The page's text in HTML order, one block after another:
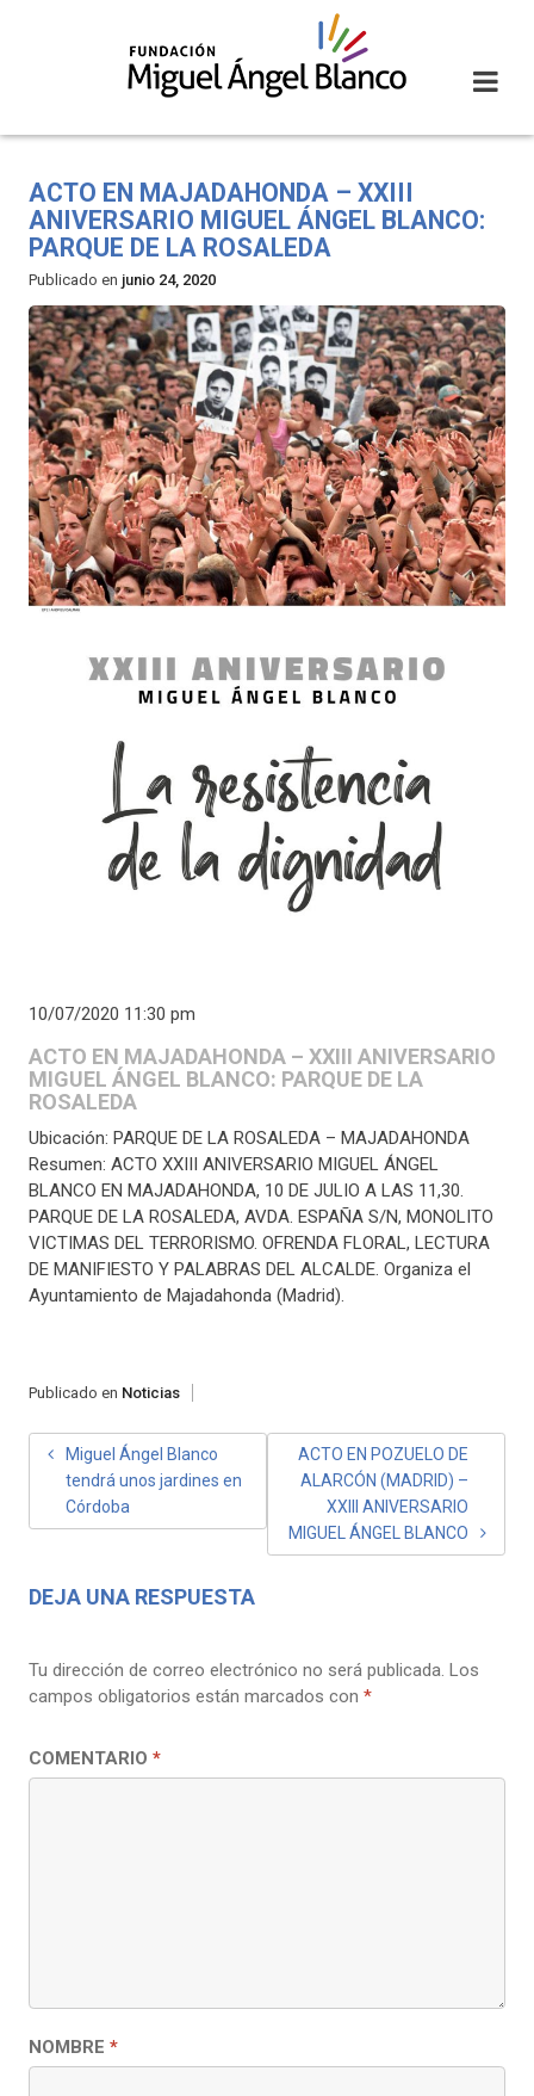
ACTO EN MAJADAHONDA – XXIII
ANIVERSARIO MIGUEL ÁNGEL BLANCO:
PARQUE DE LA ROSALEDA
Publicado en junio 24, 2020
10/07/2020 11:30 pm
ACTO EN MAJADAHONDA – XXIII ANIVERSARIO
MIGUEL ÁNGEL BLANCO: PARQUE DE LA
ROSALEDA
Ubicación: PARQUE DE LA ROSALEDA – MAJADAHONDA
Resumen: ACTO XXIII ANIVERSARIO MIGUEL ÁNGEL
BLANCO EN MAJADAHONDA, 10 DE JULIO A LAS 11,30.
PARQUE DE LA ROSALEDA, AVDA. ESPAÑA S/N, MONOLITO
VICTIMAS DEL TERRORISMO. OFRENDA FLORAL, LECTURA
DE MANIFIESTO Y PALABRAS DEL ALCALDE. Organiza el
Ayuntamiento de Majadahonda (Madrid).
Publicado en Noticias
NAVEGACIÓN
ENTRADAS
Miguel Ángel Blanco
tendrá unos jardines en
Córdoba
ACTO EN POZUELO DE
ALARCÓN (MADRID) –
XXIII ANIVERSARIO
MIGUEL ÁNGEL BLANCO
DEJA UNA RESPUESTA
Tu dirección de correo electrónico no será publicada. Los
campos obligatorios están marcados con *
COMENTARIO *
NOMBRE *